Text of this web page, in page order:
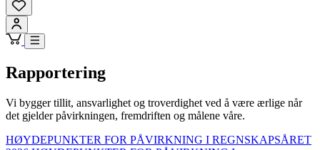
Rapportering
Vi bygger tillit, ansvarlighet og troverdighet ved å være ærlige når
det gjelder påvirkningen, fremdriften og målene våre.
HØYDEPUNKTER FOR PÅVIRKNING I REGNSKAPSÅRET